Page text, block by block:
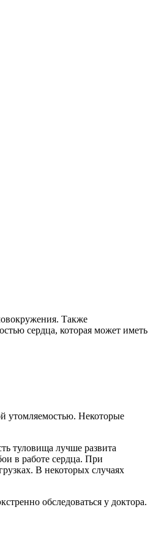
Также
сердца, которая может иметь
утомляемостью. Некоторые
туловища лучше развита
в работе сердца. При
В некоторых случаях
обследоваться у доктора.